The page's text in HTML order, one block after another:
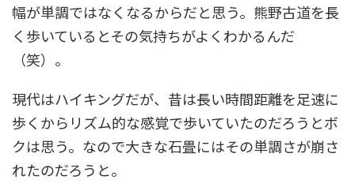
幅が単調ではなくなるからだと思う。熊野古道を長
く歩いているとその気持ちがよくわかるんだ
（笑）。
現代はハイキングだが、昔は長い時間距離を足速に
歩くからリズム的な感覚で歩いていたのだろうとボ
クは思う。なので大きな石畳にはその単調さが崩さ
れたのだろうと。